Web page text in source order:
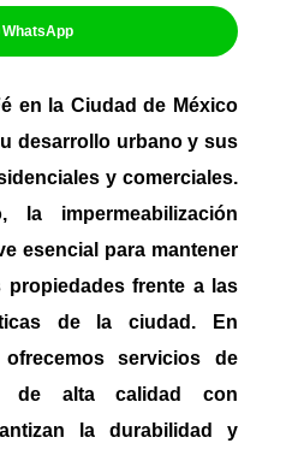
WhatsApp
en la Ciudad de México
desarrollo urbano y sus
y comerciales.
la impermeabilización
esencial para mantener
frente a las
de la ciudad. En
servicios de
de alta calidad con
la durabilidad y